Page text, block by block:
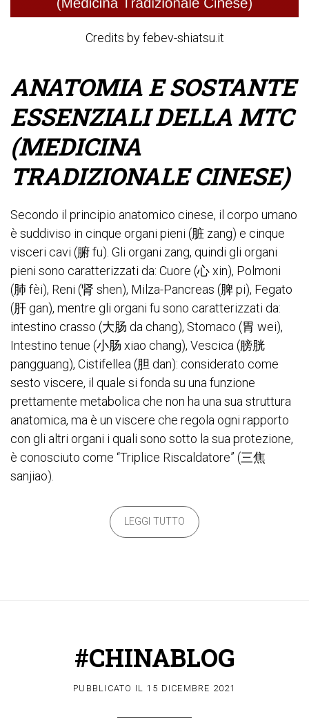
Credits by febev-shiatsu.it
ANATOMIA E SOSTANTE
ESSENZIALI DELLA MTC
(MEDICINA
TRADIZIONALE CINESE)
Secondo il principio anatomico cinese, il corpo umano
è suddiviso in cinque organi pieni (脏 zang) e cinque
visceri cavi (腑 fu). Gli organi zang, quindi gli organi
pieni sono caratterizzati da: Cuore (心 xin), Polmoni
(肺 fèi), Reni (肾 shen), Milza-Pancreas (脾 pi), Fegato
(肝 gan), mentre gli organi fu sono caratterizzati da:
intestino crasso (大肠 da chang), Stomaco (胃 wei),
Intestino tenue (小肠 xiao chang), Vescica (膀胱
pangguang), Cistifellea (胆 dan): considerato come
sesto viscere, il quale si fonda su una funzione
prettamente metabolica che non ha una sua struttura
anatomica, ma è un viscere che regola ogni rapporto
con gli altri organi i quali sono sotto la sua protezione,
è conosciuto come “Triplice Riscaldatore” (三焦
sanjiao).
LEGGI TUTTO
#CHINABLOG
PUBBLICATO IL 15 DICEMBRE 2021